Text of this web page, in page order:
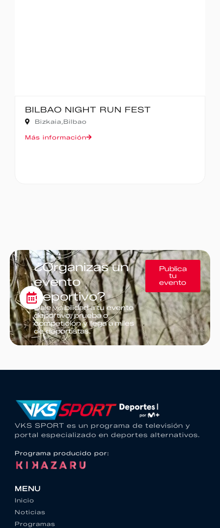
BILBAO NIGHT RUN FEST
Bizkaia,Bilbao
Más información
¿Organizas un
evento
deportivo?
Dale visibilidad a tu evento
deportivo, prueba o
competición y llega a miles
de deportistas.
Publica
tu
evento
VKS SPORT es un programa de televisión y
portal especializado en deportes alternativos.
Programa producido por:
MENU
Inicio
Noticias
Programas